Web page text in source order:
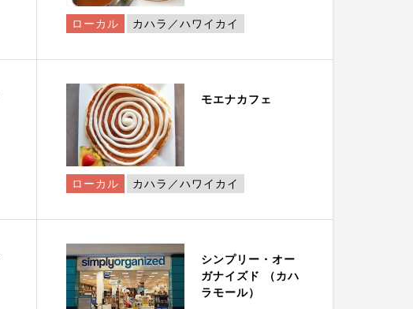
ローカル カハラ／ハワイカイ
モエナカフェ
ローカル カハラ／ハワイカイ
シンプリー・オー
ガナイズド （カハ
ラモール）